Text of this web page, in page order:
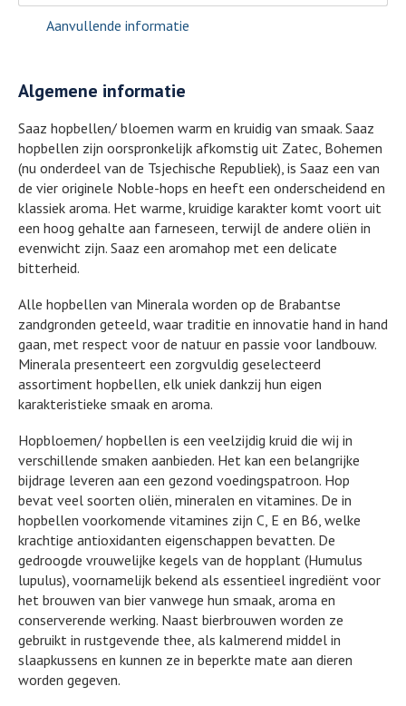
Aanvullende informatie
Algemene informatie
Saaz hopbellen/ bloemen warm en kruidig van smaak. Saaz
hopbellen zijn oorspronkelijk afkomstig uit Zatec, Bohemen
(nu onderdeel van de Tsjechische Republiek), is Saaz een van
de vier originele Noble-hops en heeft een onderscheidend en
klassiek aroma. Het warme, kruidige karakter komt voort uit
een hoog gehalte aan farneseen, terwijl de andere oliën in
evenwicht zijn. Saaz een aromahop met een delicate
bitterheid.
Alle hopbellen van Minerala worden op de Brabantse
zandgronden geteeld, waar traditie en innovatie hand in hand
gaan, met respect voor de natuur en passie voor landbouw.
Minerala presenteert een zorgvuldig geselecteerd
assortiment hopbellen, elk uniek dankzij hun eigen
karakteristieke smaak en aroma.
Hopbloemen/ hopbellen is een veelzijdig kruid die wij in
verschillende smaken aanbieden. Het kan een belangrijke
bijdrage leveren aan een gezond voedingspatroon. Hop
bevat veel soorten oliën, mineralen en vitamines. De in
hopbellen voorkomende vitamines zijn C, E en B6, welke
krachtige antioxidanten eigenschappen bevatten. De
gedroogde vrouwelijke kegels van de hopplant (Humulus
lupulus), voornamelijk bekend als essentieel ingrediënt voor
het brouwen van bier vanwege hun smaak, aroma en
conserverende werking. Naast bierbrouwen worden ze
gebruikt in rustgevende thee, als kalmerend middel in
slaapkussens en kunnen ze in beperkte mate aan dieren
worden gegeven.